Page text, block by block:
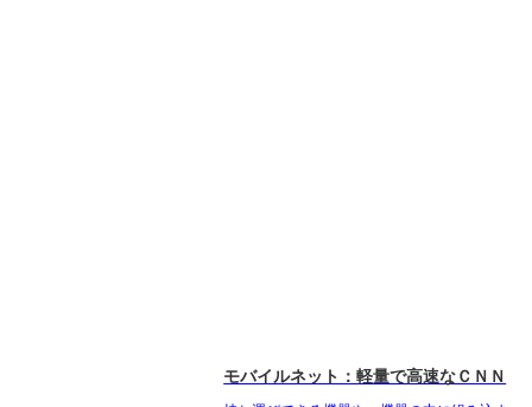
モバイルネット：軽量で高速なＣＮＮ